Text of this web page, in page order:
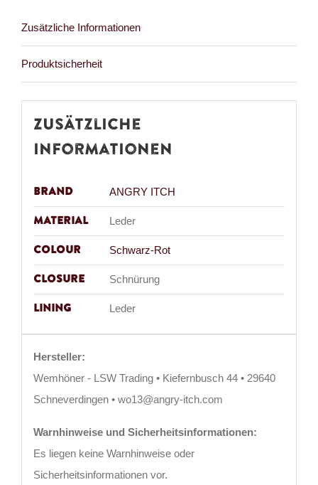
Lederstiefel
Menge
Zusätzliche Informationen
Produktsicherheit
Zusätzliche
Informationen
Brand ANGRY ITCH
Material Leder
Colour Schwarz-Rot
Closure Schnürung
Lining Leder
Hersteller:
Wemhöner - LSW Trading • Kiefernbusch 44 • 29640
Schneverdingen • wo13@angry-itch.com
Warnhinweise und Sicherheitsinformationen:
Es liegen keine Warnhinweise oder
Sicherheitsinformationen vor.